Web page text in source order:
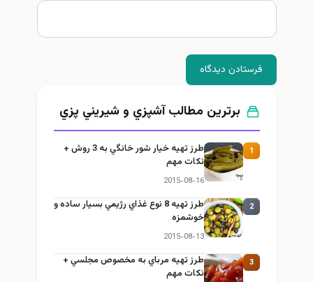
فرستادن دیدگاه
برترین مطالب آشپزي و شيريني پزي
1
طرز تهيه خیار شور خانگي به 3 روش +
نكات مهم
2015-08-16
2
طرز تهيه 8 نوع غذاي رژيمي بسيار ساده و
خوشمزه
2015-08-13
3
طرز تهيه مرباي به مخصوص مجلسي +
نكات مهم